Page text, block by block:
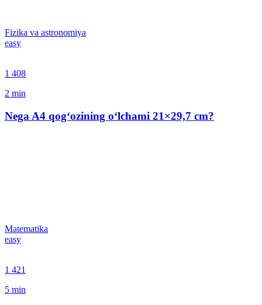
Fizika va astronomiya
easy
1 408
2 min
Nega A4 qog‘ozining o‘lchami 21×29,7 сm?
Matematika
easy
1 421
5 min